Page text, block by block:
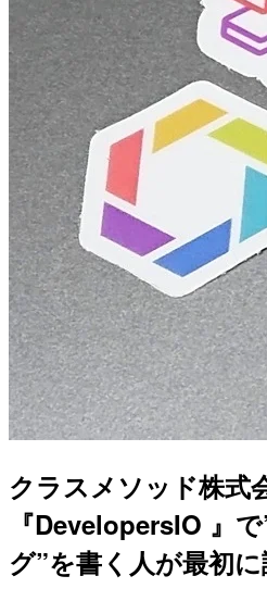
クラスメソッド株式
『DevelopersIO 』
グ”を書く人が最初